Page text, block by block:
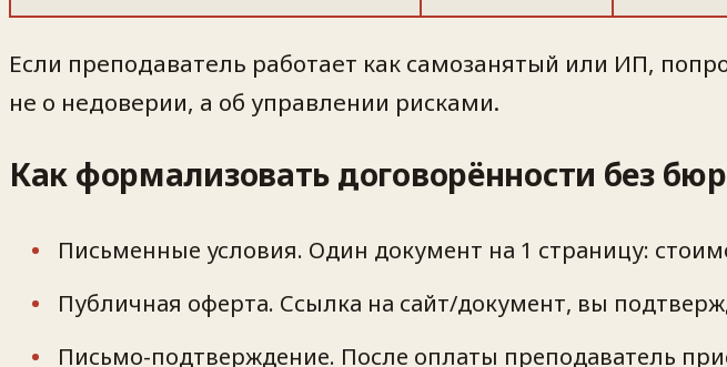
Если преподаватель работает как самозанятый или ИП,
не о недоверии, а об управлении рисками.
Как формализовать договорённости без
Письменные условия. Один документ на 1 страницу:
Публичная оферта. Ссылка на сайт/документ, вы
Письмо-подтверждение. После оплаты преподаватель